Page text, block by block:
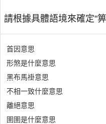
請根據具體語境來確定"
首因意思
形煞是什麼意思
黑布馬褂意思
不相一致什麼意思
離絕意思
圉圉是什麼意思